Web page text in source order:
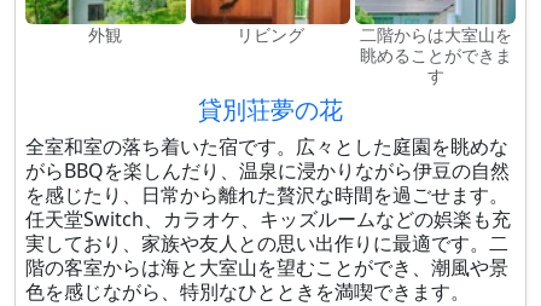
外観 リビング
二階からは大室山を
眺めることができま
す
貸別荘夢の花
全室和室の落ち着いた宿です。広々とした庭園を眺めな
がらBBQを楽しんだり、温泉に浸かりながら伊豆の自然
を感じたり、日常から離れた贅沢な時間を過ごせます。
任天堂Switch、カラオケ、キッズルームなどの娯楽も充
実しており、家族や友人との思い出作りに最適です。二
階の客室からは海と大室山を望むことができ、潮風や景
色を感じながら、特別なひとときを満喫できます。